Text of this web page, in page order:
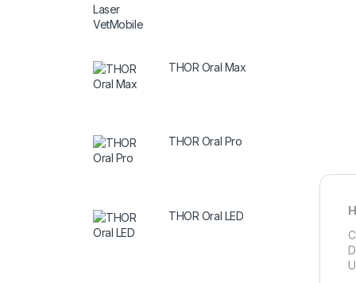
THOR Oral Max
THOR Oral Pro
THOR Oral LED